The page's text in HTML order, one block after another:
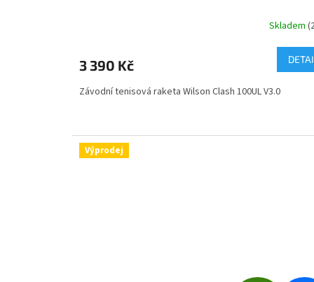
R
M
A
Skladem
3 390 Kč
Závodní tenisová raketa Wilson Clash 100UL V3.0
Výprodej